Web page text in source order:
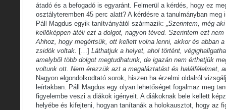
átadó és a befogadó is egyaránt. Felmerül a kérdés, hogy ez
osztályteremben 45 perc alatt? A kérdésre a tanulmányban
Páll Magdus egyik tanítványától származik: „Szerintem, még
kellőképpen átéli ezt a dolgot, nagyon téved. Szerintem ezt
Ahhoz, hogy megértsük, ott kellett volna lenni, akkor és abban
zsidók voltak. […] Láthatjuk a helyet, ahol történt,
amelyből több dolgot megtudhatunk, de igazán nem érthetjük
voltunk ott. Nem érezzük azt a megaláztatást és halálfélelmet,
Nagyon elgondolkodtató sorok, hiszen ha érzelmi oldalról
leírtakban. Páll Magdus egy olyan lehetőséget fogalmaz meg
figyelembe veszi a diákok igényeit. A diákoknak bele kellett
helyébe és kifejteni, hogyan tanítanák a holokausztot, hogy az